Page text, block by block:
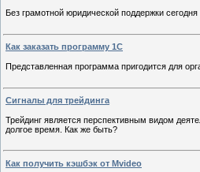
Без грамотной юридической поддержки
Как заказать программу 1С
Представленная программа пригодится для
Сигналы для трейдинга
Трейдинг является перспективным видом
долгое время. Как же быть?
Как получить кэшбэк от Mvideo